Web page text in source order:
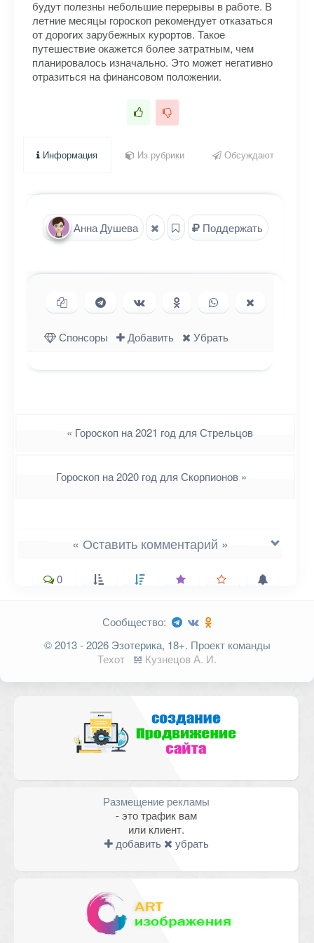
будут полезны небольшие перерывы в работе. В
летние месяцы гороскоп рекомендует отказаться
от дорогих зарубежных курортов. Такое
путешествие окажется более затратным, чем
планировалось изначально. Это может негативно
отразиться на финансовом положении.
Информация Из рубрики Обсуждают
Анна Душева Поддержать
Копировать ссылку
Поделиться в Telegram
Поделиться ВКонтакте
Поделиться в
Одноклассниках
Поделиться в
WhatsApp
в X (Twitter)
Спонсоры
Добавить Убрать
« Гороскоп на 2021 год для Стрельцов
Гороскоп на 2020 год для Скорпионов »
« Оставить комментарий »
Ваш адрес email не будет
опубликован.
Обязательные поля
Email *
0
Сообщество:
© 2013 - 2026 Эзотерика, 18+. Проект команды
Техот
𝌴 Кузнецов А. И.
Размещение рекламы
- это трафик вам
или клиент.
добавить
убрать